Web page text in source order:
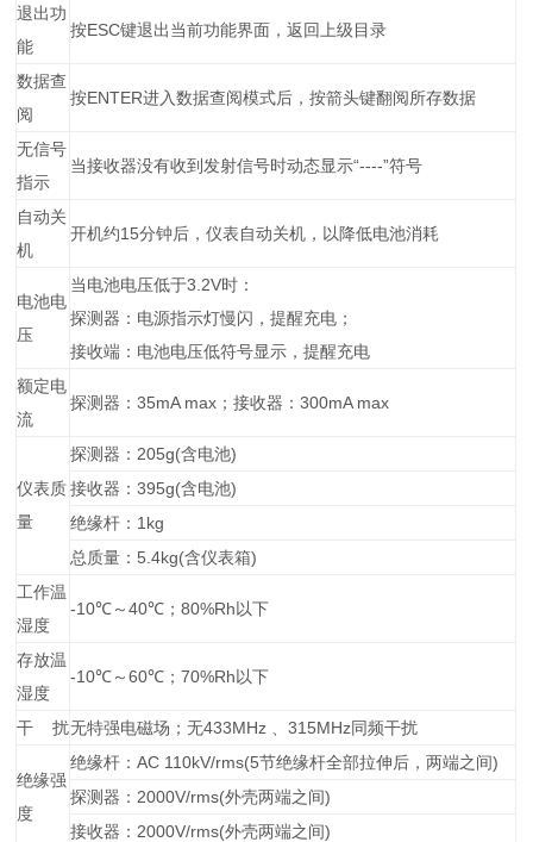
退出功
能
按ESC键退出当前功能界面，返回上级目录
数据查
阅
按ENTER进入数据查阅模式后，按箭头键翻阅所存数据
无信号
指示
当接收器没有收到发射信号时动态显示“----”符号
自动关
机
开机约15分钟后，仪表自动关机，以降低电池消耗
电池电
压
当电池电压低于3.2V时：
探测器：电源指示灯慢闪，提醒充电；
接收端：电池电压低符号显示，提醒充电
额定电
流
探测器：35mA max；接收器：300mA max
仪表质
量
探测器：205g(含电池)
接收器：395g(含电池)
绝缘杆：1kg
总质量：5.4kg(含仪表箱)
工作温
湿度
-10℃～40℃；80%Rh以下
存放温
湿度
-10℃～60℃；70%Rh以下
干 扰无特强电磁场；无433MHz 、315MHz同频干扰
绝缘强
度
绝缘杆：AC 110kV/rms(5节绝缘杆全部拉伸后，两端之间)
探测器：2000V/rms(外壳两端之间)
接收器：2000V/rms(外壳两端之间)